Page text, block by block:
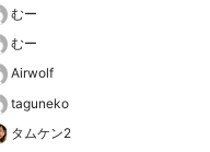
むー
むー
Airwolf
taguneko
タムケン2